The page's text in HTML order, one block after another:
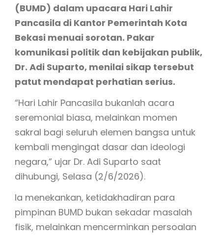
(BUMD) dalam upacara Hari Lahir
Pancasila di Kantor Pemerintah Kota
Bekasi menuai sorotan. Pakar
komunikasi politik dan kebijakan publik,
Dr. Adi Suparto, menilai sikap tersebut
patut mendapat perhatian serius.
“Hari Lahir Pancasila bukanlah acara
seremonial biasa, melainkan momen
sakral bagi seluruh elemen bangsa untuk
kembali mengingat dasar dan ideologi
negara,” ujar Dr. Adi Suparto saat
dihubungi, Selasa (2/6/2026).
Ia menekankan, ketidakhadiran para
pimpinan BUMD bukan sekadar masalah
fisik, melainkan mencerminkan persoalan